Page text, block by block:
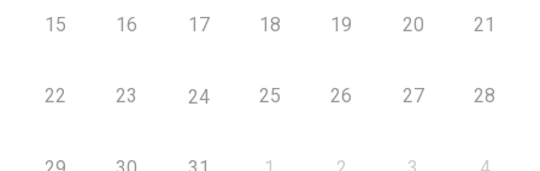
15 16 17 18 19 20 21
22 23 24 25 26 27 28